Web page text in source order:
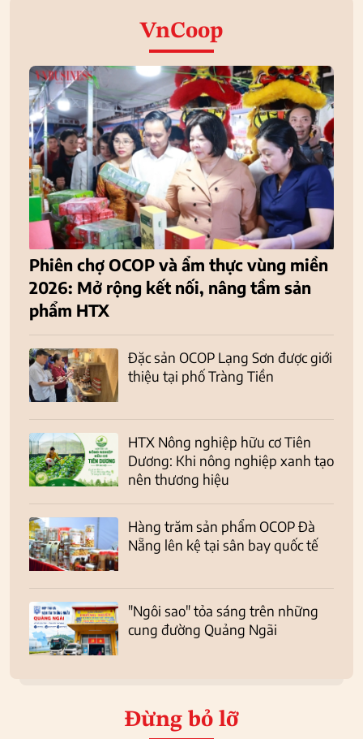
VnCoop
Phiên chợ OCOP và ẩm thực vùng miền
2026: Mở rộng kết nối, nâng tầm sản
phẩm HTX
Đặc sản OCOP Lạng Sơn được giới
thiệu tại phố Tràng Tiền
HTX Nông nghiệp hữu cơ Tiên
Dương: Khi nông nghiệp xanh tạo
nên thương hiệu
Hàng trăm sản phẩm OCOP Đà
Nẵng lên kệ tại sân bay quốc tế
"Ngôi sao" tỏa sáng trên những
cung đường Quảng Ngãi
Đừng bỏ lỡ